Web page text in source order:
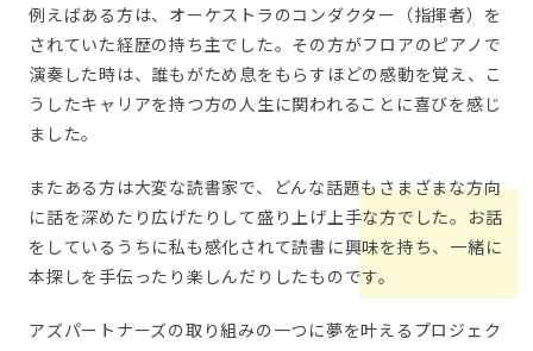
例えばある方は、オーケストラのコンダクター（指揮者）を
されていた経歴の持ち主でした。その方がフロアのピアノで
演奏した時は、誰もがため息をもらすほどの感動を覚え、こ
うしたキャリアを持つ方の人生に関われることに喜びを感じ
ました。
またある方は大変な読書家で、どんな話題もさまざまな方向
に話を深めたり広げたりして盛り上げ上手な方でした。お話
をしているうちに私も感化されて読書に興味を持ち、一緒に
本探しを手伝ったり楽しんだりしたものです。
アズパートナーズの取り組みの一つに夢を叶えるプロジェク